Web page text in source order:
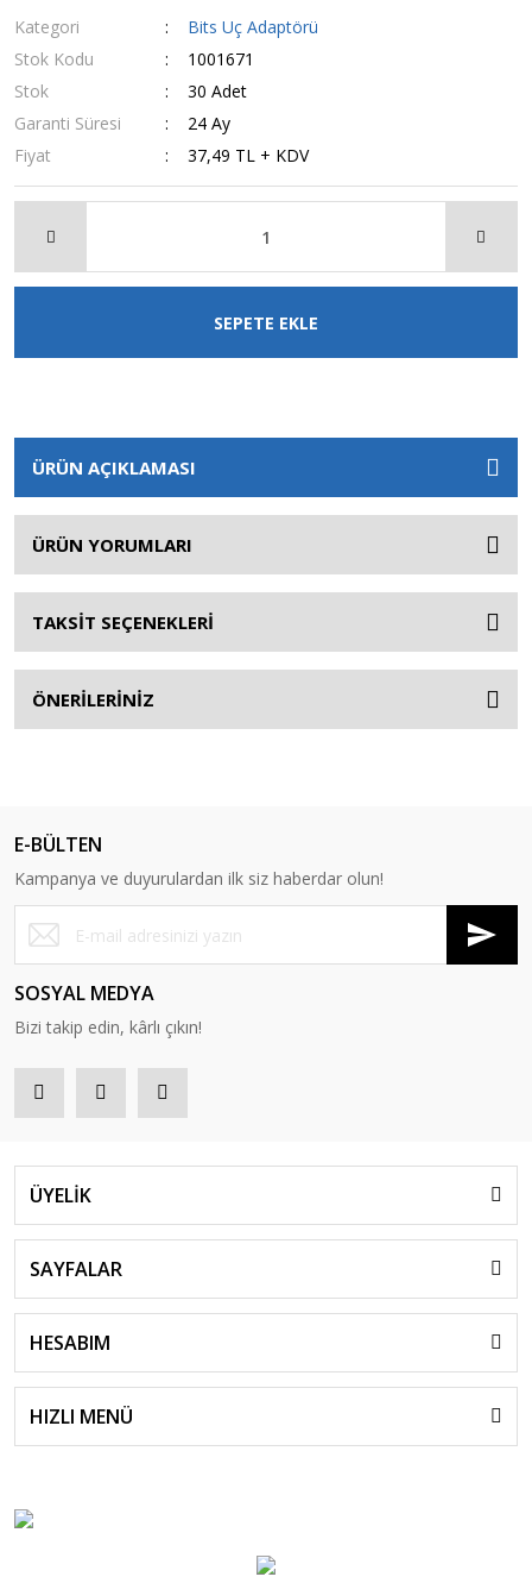
Kategori
Bits Uç Adaptörü
Stok Kodu
1001671
Stok
30 Adet
Garanti Süresi
24 Ay
Fiyat
37,49 TL + KDV
SEPETE EKLE
ÜRÜN AÇIKLAMASI
ÜRÜN YORUMLARI
TAKSİT SEÇENEKLERİ
ÖNERİLERİNİZ
E-BÜLTEN
Kampanya ve duyurulardan ilk siz haberdar olun!
SOSYAL MEDYA
Bizi takip edin, kârlı çıkın!
ÜYELİK
SAYFALAR
HESABIM
HIZLI MENÜ